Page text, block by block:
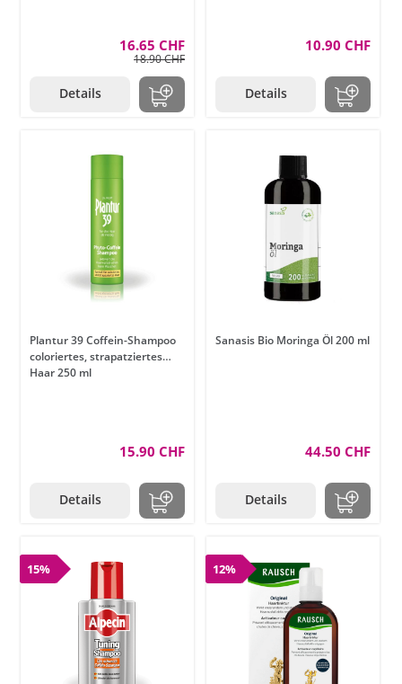
16.65 CHF
18.90 CHF
Details
10.90 CHF
Details
Plantur 39 Coffein-Shampoo
coloriertes, strapatziertes
Haar 250 ml
15.90 CHF
Details
Sanasis Bio Moringa Öl 200 ml
44.50 CHF
Details
15% 12%